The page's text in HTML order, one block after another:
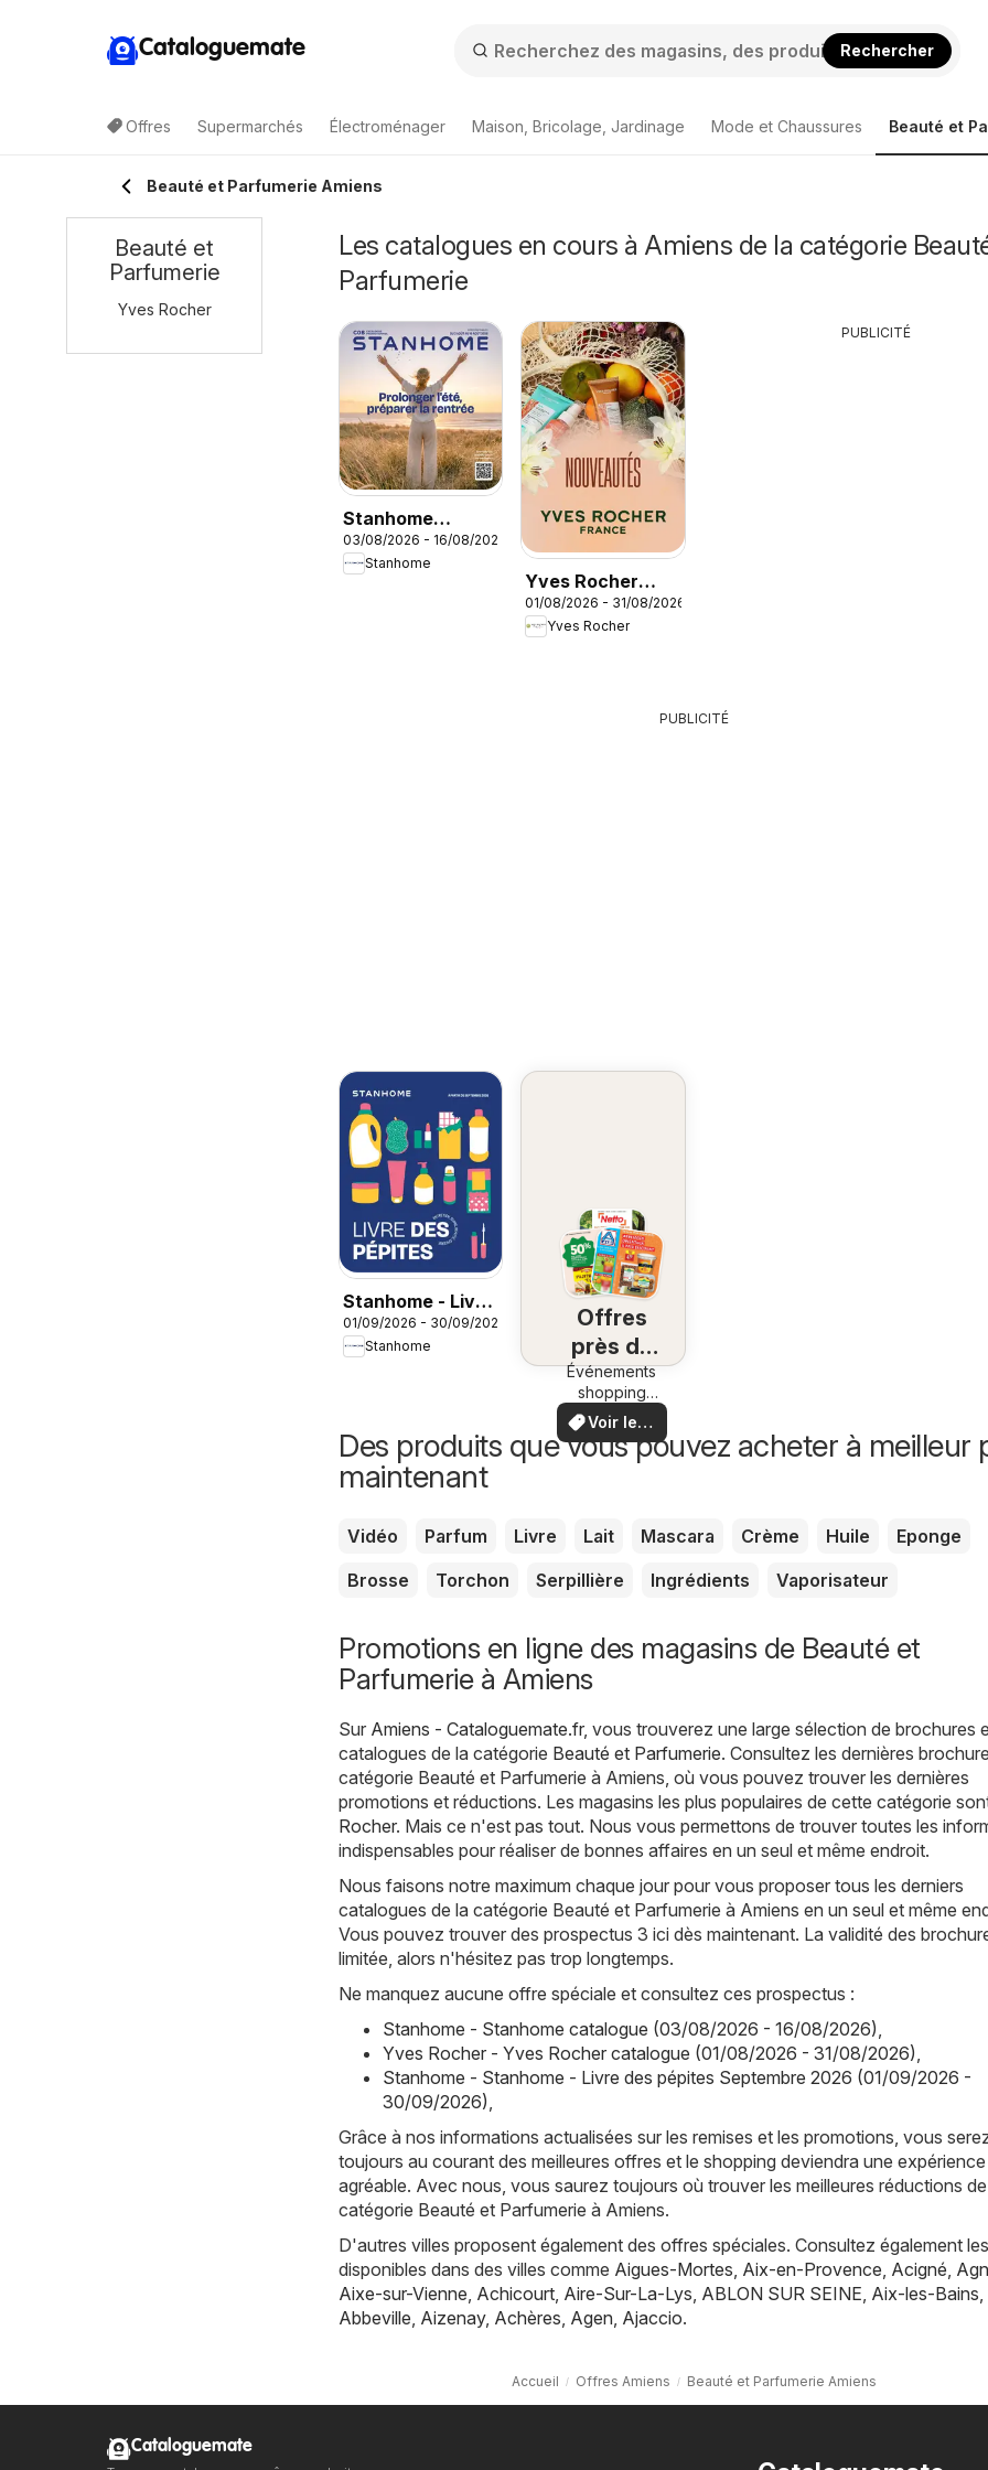
Cataloguemate Rechercher
Offres Supermarchés Électroménager Maison, Bricolage, Jardinage Mode et Chaussures Beauté et
Beauté et Parfumerie Amiens
Les catalogues en cours à Amiens de la catégorie
Parfumerie
Stanhome
catalogue
03/08/2026 - 16/08/2026
Stanhome
Yves Rocher
catalogue
01/08/2026 - 31/08/2026
Yves Rocher
PUBLICITÉ
PUBLICITÉ
Stanhome - Livre
des pépites
Septembre 2026
01/09/2026 - 30/09/2026
Stanhome
Offres
près de
chez
vous
Événements
shopping
locaux et
offres
spéciales
Voir les
offres
Des produits que vous pouvez acheter à meilleur
maintenant
Vidéo Parfum Livre Lait Mascara Crème Huile
Eponge
Brosse
Torchon Serpillière Ingrédients Vaporisateur
Promotions en ligne des magasins de Beauté et
Parfumerie à Amiens
Sur Amiens - Cataloguemate.fr, vous trouverez une large sélection de brochures
catalogues de la catégorie Beauté et Parfumerie. Consultez les dernières
catégorie Beauté et Parfumerie à Amiens, où vous pouvez trouver les dernières
promotions et réductions. Les magasins les plus populaires de cette catégorie
Rocher. Mais ce n'est pas tout. Nous vous permettons de trouver toutes les
indispensables pour réaliser de bonnes affaires en un seul et même endroit.
Nous faisons notre maximum chaque jour pour vous proposer tous les derniers
catalogues de la catégorie Beauté et Parfumerie à Amiens en un seul et même
Vous pouvez trouver des prospectus 3 ici dès maintenant. La validité des
limitée, alors n'hésitez pas trop longtemps.
Ne manquez aucune offre spéciale et consultez ces prospectus :
Stanhome - Stanhome catalogue (03/08/2026 - 16/08/2026)
Yves Rocher - Yves Rocher catalogue (01/08/2026 - 31/08/2026)
Stanhome - Stanhome - Livre des pépites Septembre 2026 (01/09/2026 -
30/09/2026)
Grâce à nos informations actualisées sur les remises et les promotions, vous
toujours au courant des meilleures offres et le shopping deviendra une expérience
agréable. Avec nous, vous saurez toujours où trouver les meilleures réductions
catégorie Beauté et Parfumerie à Amiens.
D'autres villes proposent également des offres spéciales. Consultez également
disponibles dans des villes comme Aigues-Mortes Aix-en-Provence Acigné
Aixe-sur-Vienne Achicourt Aire-Sur-La-Lys ABLON SUR SEINE Aix-les-Bains
Abbeville Aizenay, Achères Agen Ajaccio.
Accueil Offres Amiens Beauté et Parfumerie Amiens
Beauté et
Parfumerie
Yves Rocher
Cataloguemate